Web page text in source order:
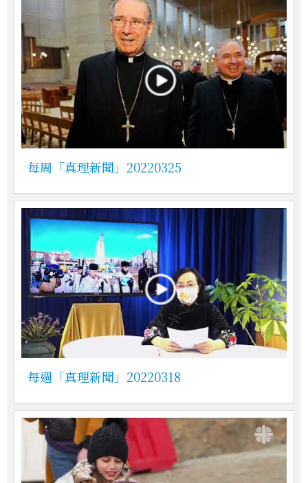
每周「真理新聞」20220325
每週「真理新聞」20220318